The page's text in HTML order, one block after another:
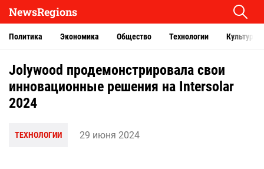
NewsRegions
Политика Экономика Общество Технологии Культура
Jolywood продемонстрировала свои
инновационные решения на Intersolar
2024
ТЕХНОЛОГИИ 29 июня 2024